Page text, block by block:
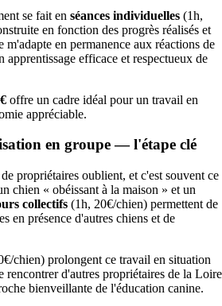
se fait en séances individuelles (1h,
en fonction des progrès réalisés et
m'adapte en permanence aux réactions de
efficace et respectueux de
offre un cadre idéal pour un travail en
appréciable.
en groupe — l'étape clé
propriétaires oublient, et c'est souvent ce
chien « obéissant à la maison » et un
collectifs (1h, 20€/chien) permettent de
en présence d'autres chiens et de
chien) prolongent ce travail en situation
d'autres propriétaires de la Loire
bienveillante de l'éducation canine.